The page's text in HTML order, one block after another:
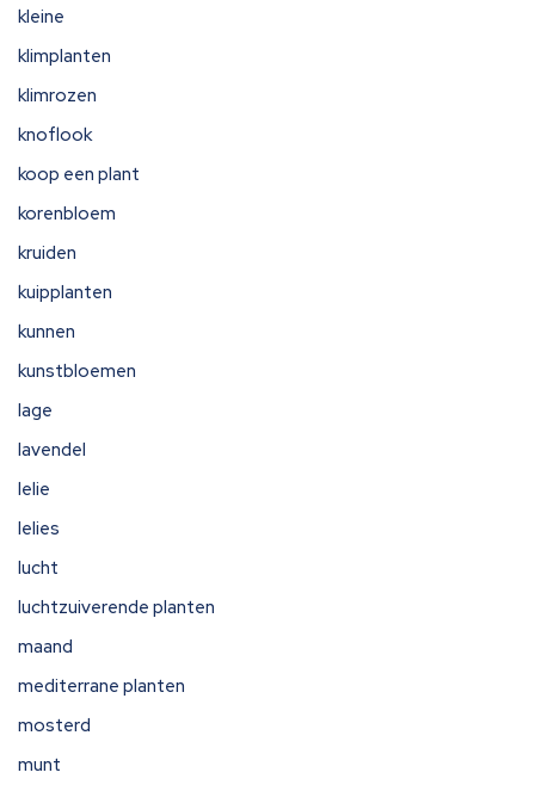
kleine
klimplanten
klimrozen
knoflook
koop een plant
korenbloem
kruiden
kuipplanten
kunnen
kunstbloemen
lage
lavendel
lelie
lelies
lucht
luchtzuiverende planten
maand
mediterrane planten
mosterd
munt